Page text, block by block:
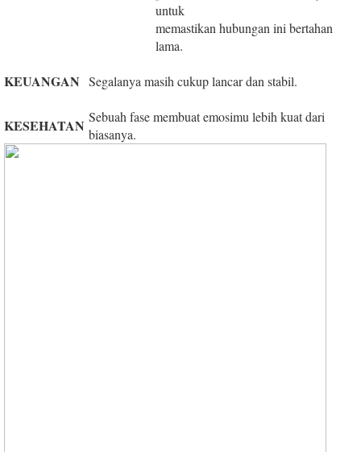
untuk
memastikan hubungan ini bertahan
lama.
KEUANGAN Segalanya masih cukup lancar dan stabil.
KESEHATAN Sebuah fase membuat emosimu lebih kuat dari
biasanya.